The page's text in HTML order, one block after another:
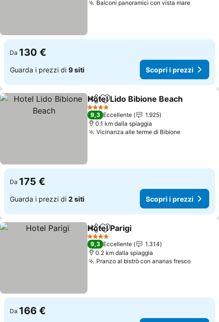
Balconi panoramici con vista mareScopri
Da 130 €
Guarda i prezzi di 9 siti Scopri i prezzi
CondividiAggiungi ai preferiti
Hotel Lido Bibione Beach
4 Stelle
9,3 Eccellente
1.925
0.1 km dalla spiaggia
Vicinanza alle terme di BibioneScopri i
Da 175 €
Guarda i prezzi di 2 siti Scopri i prezzi
CondividiAggiungi ai preferiti
Hotel Parigi
4 Stelle
9,3 Eccellente
1.314
0.2 km dalla spiaggia
Pranzo al bistrò con ananas frescoScopri
Da 166 €